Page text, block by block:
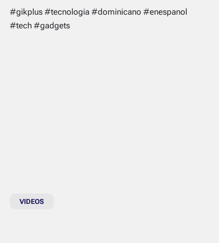
#gikplus #tecnologia #dominicano #enespanol
#tech #gadgets
VIDEOS